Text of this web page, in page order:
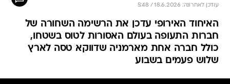
עודכן לאחרונה: 18.6.2026 / 5:48
האיחוד האירופי עדכן את הרשימה השחורה של
חברות התעופה בעולם האסורות לטוס בשטחו,
כולל חברה אחת מארמניה שדווקא טסה לארץ
שלוש פעמים בשבוע